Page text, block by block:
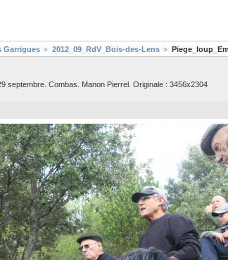
Garrigues 2012_09_RdV_Bois-des-Lens
septembre. Combas. Manon Pierrel. Originale : 3456x2304